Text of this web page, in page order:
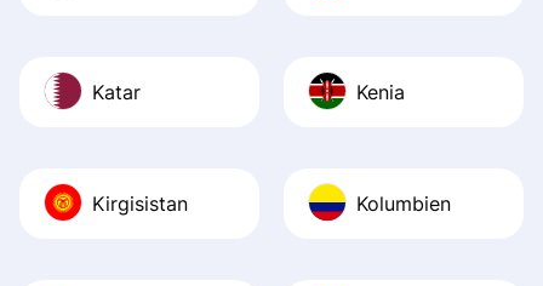
Katar Kenia
Kirgisistan Kolumbien